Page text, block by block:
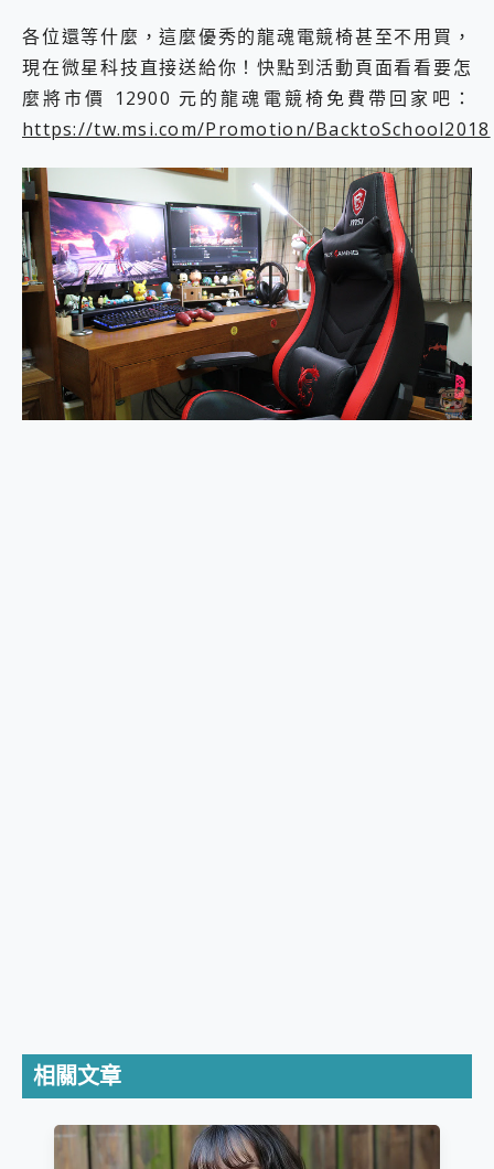
各位還等什麼，這麼優秀的龍魂電競椅甚至不用買，
現在微星科技直接送給你！快點到活動頁面看看要怎
麼將市價 12900 元的龍魂電競椅免費帶回家吧：
https://tw.msi.com/Promotion/BacktoSchool2018
相關文章